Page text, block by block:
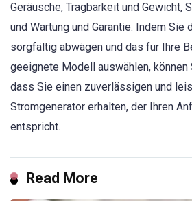
Geräusche, Tragbarkeit und Gewicht,
und Wartung und Garantie. Indem Sie
sorgfältig abwägen und das für Ihre
geeignete Modell auswählen,
dass Sie einen zuverlässigen und
Stromgenerator erhalten, der Ihren
entspricht.
Read More